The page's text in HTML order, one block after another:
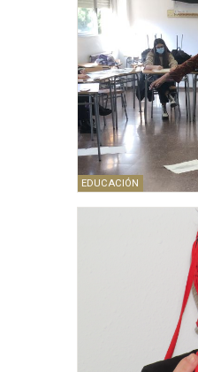
EDUCACIÓN